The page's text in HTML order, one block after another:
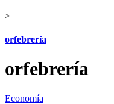
>
orfebrería
orfebrería
Economía